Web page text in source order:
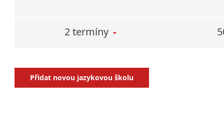
2 termíny
Přidat novou jazykovou školu